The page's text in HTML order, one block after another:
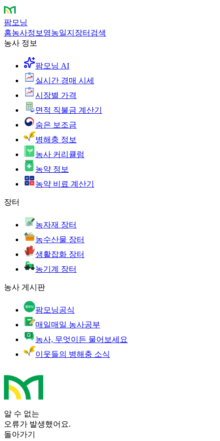
팜모닝
홈농사정보 영농일지 장터 검색
농사 정보
팜모닝 AI
실시간 경매 시세
시장별 가격
면적 직불금 계산기
숨은 보조금
병해충 정보
농사 커리큘럼
농약 정보
농약 비료 계산기
장터
농자재 장터
농수산물 장터
생활잡화 장터
농기계 장터
농사 게시판
팜모닝공식
매일매일 농사공부
농사, 무엇이든 물어보세요
이웃들의 병해충 소식
알 수 없는
오류가 발생했어요.
돌아가기